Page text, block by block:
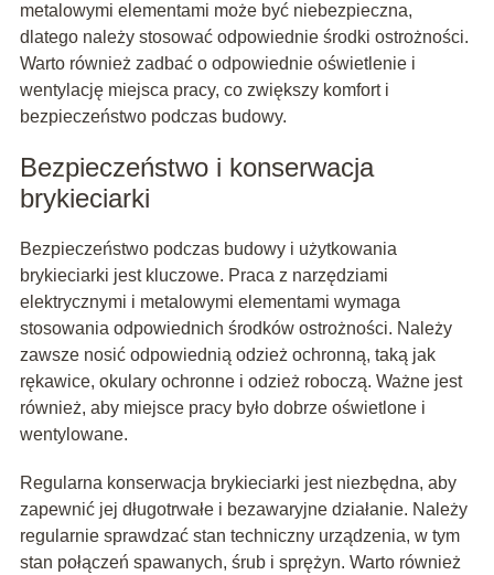
metalowymi elementami może być niebezpieczna,
dlatego należy stosować odpowiednie środki ostrożności.
Warto również zadbać o odpowiednie oświetlenie i
wentylację miejsca pracy, co zwiększy komfort i
bezpieczeństwo podczas budowy.
Bezpieczeństwo i konserwacja
brykieciarki
Bezpieczeństwo podczas budowy i użytkowania
brykieciarki jest kluczowe. Praca z narzędziami
elektrycznymi i metalowymi elementami wymaga
stosowania odpowiednich środków ostrożności. Należy
zawsze nosić odpowiednią odzież ochronną, taką jak
rękawice, okulary ochronne i odzież roboczą. Ważne jest
również, aby miejsce pracy było dobrze oświetlone i
wentylowane.
Regularna konserwacja brykieciarki jest niezbędna, aby
zapewnić jej długotrwałe i bezawaryjne działanie. Należy
regularnie sprawdzać stan techniczny urządzenia, w tym
stan połączeń spawanych, śrub i sprężyn. Warto również